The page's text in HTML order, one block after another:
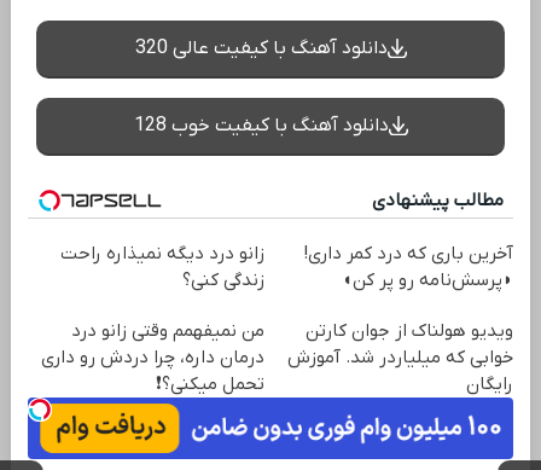
دانلود آهنگ با کیفیت عالی 320
دانلود آهنگ با کیفیت خوب 128
مطالب پیشنهادی
آخرین باری که درد کمر داری!
◗پرسش‌نامه رو پر کن◖
زانو درد دیگه نمیذاره راحت
زندگی کنی؟
ویدیو هولناک از جوان کارتن
خوابی که میلیاردر شد. آموزش
رایگان
من نمیفهمم وقتی زانو درد
درمان داره، چرا دردش رو داری
تحمل میکنی؟❗